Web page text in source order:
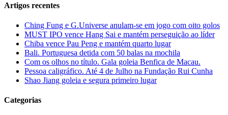
Artigos recentes
Ching Fung e G.Universe anulam-se em jogo com oito golos
MUST IPO vence Hang Sai e mantém perseguição ao líder
Chiba vence Pau Peng e mantém quarto lugar
Bali. Portuguesa detida com 50 balas na mochila
Com os olhos no título. Gala goleia Benfica de Macau.
Pessoa caligráfico. Até 4 de Julho na Fundação Rui Cunha
Shao Jiang goleia e segura primeiro lugar
Categorias